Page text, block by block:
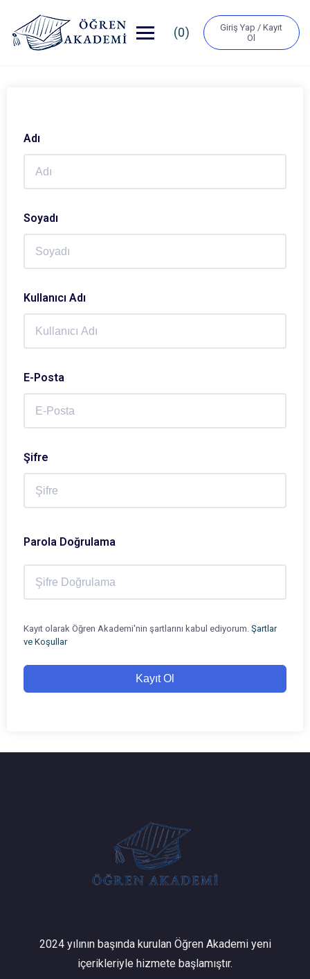
(0)
Giriş Yap / Kayıt
Ol
Adı
Soyadı
Kullanıcı Adı
E-Posta
Şifre
Parola Doğrulama
Kayıt olarak Öğren Akademi'nin şartlarını kabul ediyorum. Şartlar
ve Koşullar
Kayıt Ol
2024 yılının başında kurulan Öğren Akademi yeni
içerikleriyle hizmete başlamıştır.